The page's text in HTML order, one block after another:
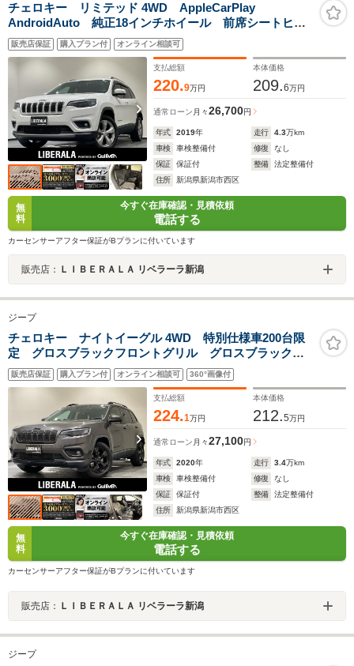
チェロキー リミテッド 4WD AppleCarPlay
AndroidAuto 純正18インチホイール 前席シートヒー
ターベンチレーション 自動防眩式ルームミラー LED
ヘッドライト LED クリアランスランプ オートヘッ
ドライト
販売店保証 購入プラン付 オンライン相談可
支払総額
220.9万円
本体価格
209.6万円
通常ローン 月々26,700円
年式 2019年 走行 4.3万km
車検
車検整備付 修復
なし
保証
保証付 整備
法定整備付
住所
新潟県新潟市西区
無
料
今すぐ在庫確認・見積依頼
電話する
カーセンサーアフター保証がBプランに付いています
販売店： ＬＩＢＥＲＡＬＡ リベラーラ新潟
ジープ
チェロキー ナイトイーグル 4WD 特別仕様車200台限
定 グロスブラックフロントグリル グロスブラックア
クセント付きフロントバンパー グロスブラックリアバ
ンパーディフレクター ACC BSM ETC ドラレコ
販売店保証 購入プラン付 オンライン相談可 360°画像付
支払総額
224.1万円
本体価格
212.5万円
通常ローン 月々27,100円
年式 2020年 走行 3.4万km
車検
車検整備付 修復
なし
保証
保証付 整備
法定整備付
住所
新潟県新潟市西区
無
料
今すぐ在庫確認・見積依頼
電話する
カーセンサーアフター保証がBプランに付いています
販売店： ＬＩＢＥＲＡＬＡ リベラーラ新潟
ジープ